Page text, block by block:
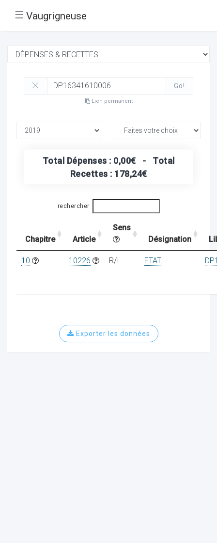
☰ Vaugrigneuse
Go!
Lien permanent
Total Dépenses : 0,00€ - Total
Recettes : 178,24€
rechercher
Chapitre Article
Sens
Désignation
10 10226 R/I ETAT
Exporter les données